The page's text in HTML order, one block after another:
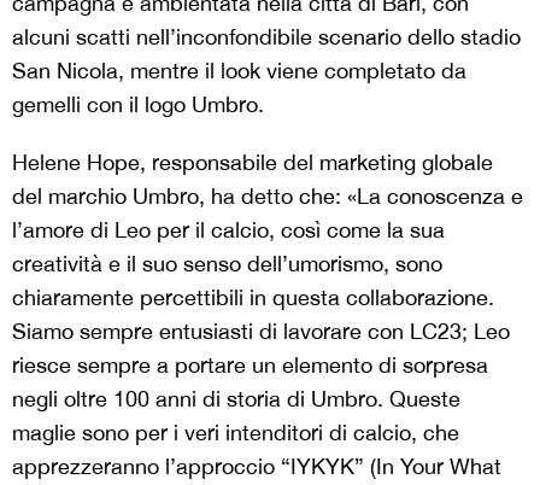
alcuni scatti nell’inconfondibile scenario dello stadio
San Nicola, mentre il look viene completato da
gemelli con il logo Umbro.
Helene Hope, responsabile del marketing globale
del marchio Umbro, ha detto che: «La conoscenza e
l’amore di Leo per il calcio, così come la sua
creatività e il suo senso dell’umorismo, sono
chiaramente percettibili in questa collaborazione.
Siamo sempre entusiasti di lavorare con LC23; Leo
riesce sempre a portare un elemento di sorpresa
negli oltre 100 anni di storia di Umbro. Queste
maglie sono per i veri intenditori di calcio, che
apprezzeranno l’approccio “IYKYK” (In Your What